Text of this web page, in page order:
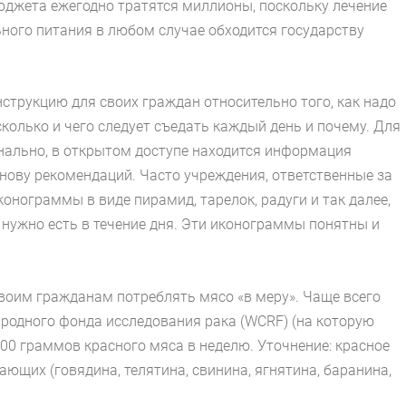
ежегодно тратятся миллионы, поскольку лечение
питания в любом случае обходится государству
для своих граждан относительно того, как надо
и чего следует съедать каждый день и почему. Для
в открытом доступе находится информация
рекомендаций. Часто учреждения, ответственные за
в виде пирамид, тарелок, радуги и так далее,
есть в течение дня. Эти иконограммы понятны и
гражданам потреблять мясо «в меру». Чаще всего
фонда исследования рака (WCRF) (на которую
граммов красного мяса в неделю. Уточнение: красное
(говядина, телятина, свинина, ягнятина, баранина,